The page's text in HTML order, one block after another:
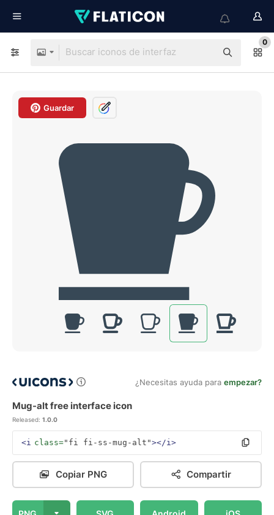
0
Guardar
¿Necesitas ayuda para empezar?
Mug-alt free interface icon
Released: 1.0.0
<i class="fi fi-ss-mug-alt"></i>
Copiar PNG Compartir